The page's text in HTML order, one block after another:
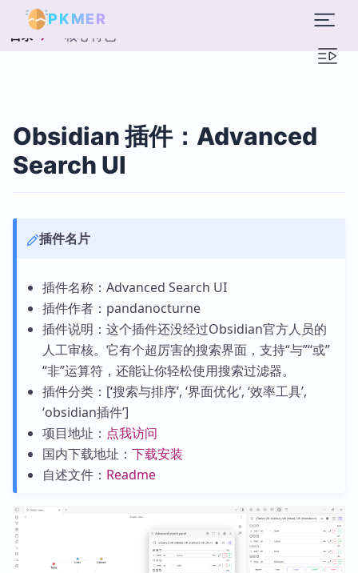
PKMER
目录 核心特色
Obsidian 插件：Advanced
Search UI
插件名片
插件名称：Advanced Search UI
插件作者：pandanocturne
插件说明：这个插件还没经过Obsidian官方人员的
人工审核。它有个超厉害的搜索界面，支持“与”“或”
“非”运算符，还能让你轻松使用搜索过滤器。
插件分类：[‘搜索与排序’, ‘界面优化’, ‘效率工具’,
‘obsidian插件’]
项目地址： 点我访问
国内下载地址： 下载安装
自述文件： Readme